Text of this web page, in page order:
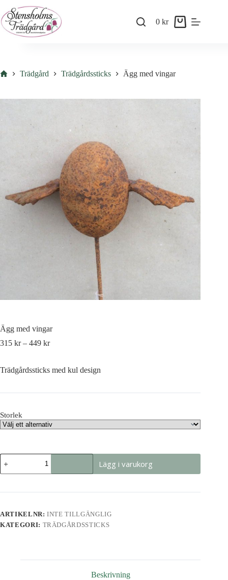
to
content
Shopping
0kr
HemTrädgård Trädgårdssticks Ägg med vingar
Ägg med vingar
315 kr– 449 kr
Trädgårdssticks med kul design
Storlek
Ägg
med
vingar
Lägg i varukorg
ARTIKELNR:INTE TILLGÄNGLIG
KATEGORI: TRÄDGÅRDSSTICKS
Beskrivning